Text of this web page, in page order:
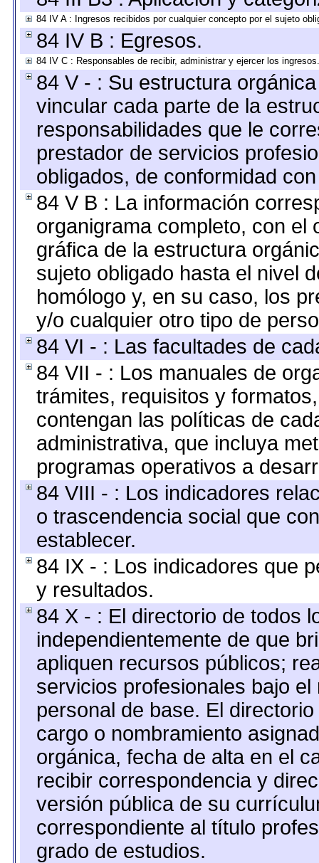
84 IV A : Ingresos recibidos por cualquier concepto por el sujeto
84 IV B : Egresos.
84 IV C : Responsables de recibir, administrar y ejercer los ingresos.
84 V - : Su estructura
vincular cada parte de la
responsabilidades que le
prestador de servicios
obligados, de conformidad
84 V B : La información
organigrama completo, con el
gráfica de la estructura
sujeto obligado hasta el nivel
homólogo y, en su caso, los
y/o cualquier otro tipo de
84 VI - : Las facultades de
84 VII - : Los manuales de
trámites, requisitos y
contengan las políticas de
administrativa, que incluya
programas operativos a
84 VIII - : Los indicadores
o trascendencia social que
establecer.
84 IX - : Los indicadores que
y resultados.
84 X - : El directorio de todos
independientemente de que
apliquen recursos públicos;
servicios profesionales bajo
personal de base. El
cargo o nombramiento
orgánica, fecha de alta en el
recibir correspondencia y
versión pública de su
correspondiente al título
grado de estudios.